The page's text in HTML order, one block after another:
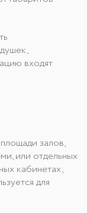
входят
залов,
или отдельных
кабинетах,
для